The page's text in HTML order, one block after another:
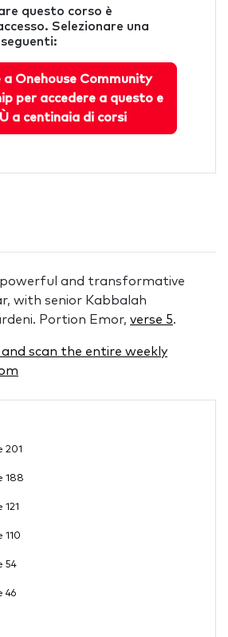
questo corso è
Selezionare una
a Onehouse Community
per accedere a questo e
a centinaia di corsi
and transformative
with senior Kabbalah
Portion Emor, verse 5.
scan the entire weekly
201
188
110
54
46